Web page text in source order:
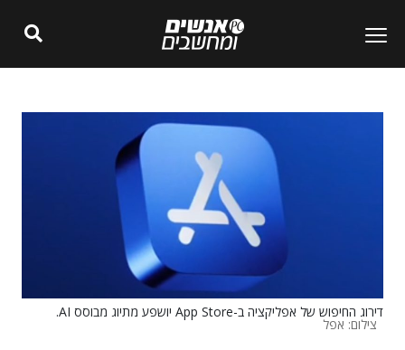
דירוג החיפוש של אפליקציה ב-App Store יושפע מתיוג מבוסס AI.
צילום: אפל